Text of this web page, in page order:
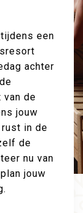
een
achter
de
jouw
in de
de
nu van
jouw